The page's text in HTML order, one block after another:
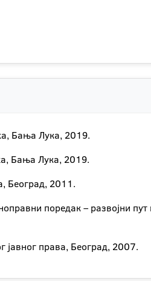
Бања Лука, 2019.
Бања Лука, 2019.
Београд, 2011.
поредак – развојни
јавног права, Београд, 2007.